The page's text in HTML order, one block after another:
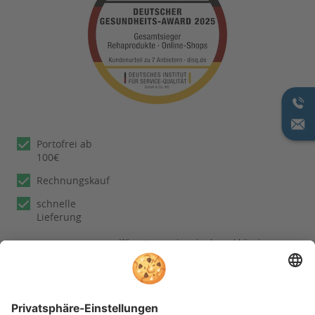
Portofrei ab
100€
Rechnungskauf
schnelle
Lieferung
Wir nutzen reviews.io als unabhängigen
Dienstleister für die Einholung von
Bewertungen. Erfahren Sie mehr unter
unserenInformationen zu
Kundenbewertungen